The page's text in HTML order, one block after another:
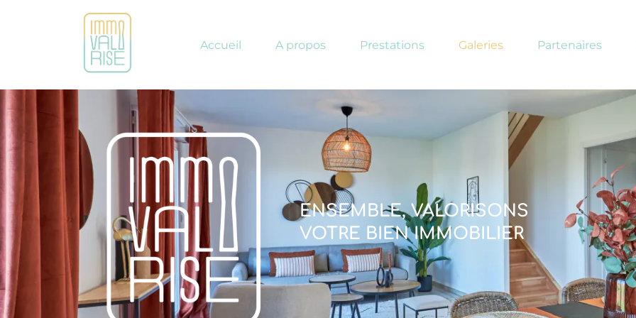
Accueil A propos Prestations Galeries Partenaires
ENSEMBLE, VALORISONS
VOTRE BIEN IMMOBILIER